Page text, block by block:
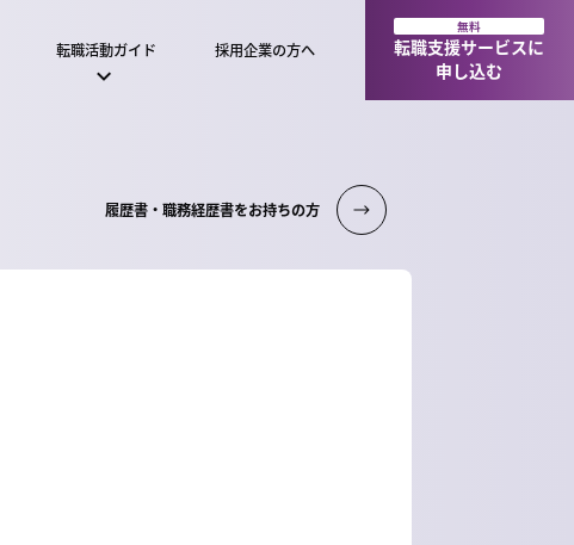
転職活動ガイド 採用企業の方へ
無料
転職支援サービスに
申し込む
履歴書・職務経歴書をお持ちの方